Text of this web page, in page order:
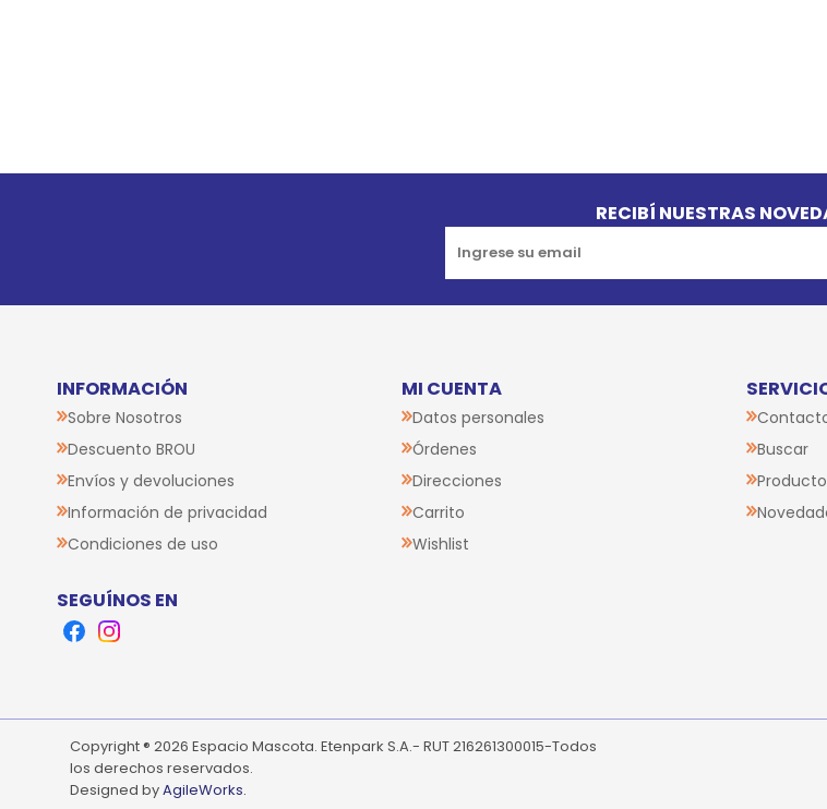
RECIBÍ NUESTRAS
INFORMACIÓN
Sobre Nosotros
Descuento BROU
Envíos y devoluciones
Información de privacidad
Condiciones de uso
MI CUENTA
Datos personales
Órdenes
Direcciones
Carrito
Wishlist
Buscar
SEGUÍNOS EN
FacebookInstagram
Copyright ® 2026 Espacio Mascota. Etenpark S.A.- RUT 216261300015-Todos
los derechos reservados.
Designed byAgileWorks.